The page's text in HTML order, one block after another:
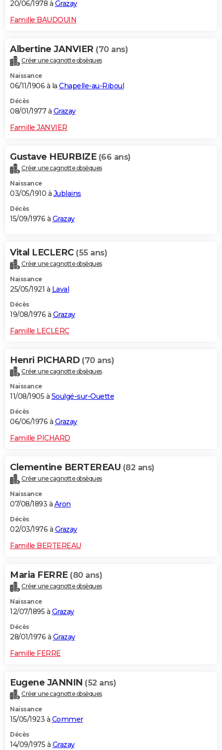
20/06/1978 à Grazay
Famille BAUDOUIN
Albertine JANVIER (70 ans)
Créer une cagnotte obsèques
Naissance
06/11/1906 à la Chapelle-au-Riboul
Décès
08/01/1977 à Grazay
Famille JANVIER
Gustave HEURBIZE (66 ans)
Créer une cagnotte obsèques
Naissance
03/05/1910 à Jublains
Décès
15/09/1976 à Grazay
Vital LECLERC (55 ans)
Créer une cagnotte obsèques
Naissance
25/05/1921 à Laval
Décès
19/08/1976 à Grazay
Famille LECLERC
Henri PICHARD (70 ans)
Créer une cagnotte obsèques
Naissance
11/08/1905 à Soulgé-sur-Ouette
Décès
06/06/1976 à Grazay
Famille PICHARD
Clementine BERTEREAU (82 ans)
Créer une cagnotte obsèques
Naissance
07/08/1893 à Aron
Décès
02/03/1976 à Grazay
Famille BERTEREAU
Maria FERRE (80 ans)
Créer une cagnotte obsèques
Naissance
12/07/1895 à Grazay
Décès
28/01/1976 à Grazay
Famille FERRE
Eugene JANNIN (52 ans)
Créer une cagnotte obsèques
Naissance
15/05/1923 à Commer
Décès
14/09/1975 à Grazay